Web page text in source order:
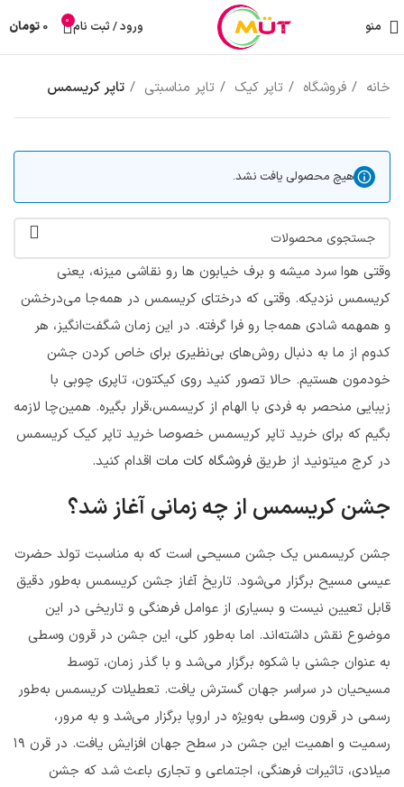
منو ورود / ثبت نام 0
0 تومان
خانه فروشگاه تاپر کیک تاپر مناسبتی تاپر کریسمس
هیچ محصولی یافت نشد.
وقتی هوا سرد میشه و برف خیابون ها رو نقاشی میزنه، یعنی
کریسمس نزدیکه. وقتی که درختای کریسمس در همه‌جا می‌درخشن
و همهمه شادی همه‌جا رو فرا گرفته. در این زمان شگفت‌انگیز، هر
کدوم از ما به دنبال روش‌های بی‌نظیری برای خاص کردن جشن
خودمون هستیم. حالا تصور کنید روی کیکتون، تاپری چوبی با
زیبایی منحصر به فردی با الهام از کریسمس،قرار بگیره. همین‌چا لازمه
بگیم که برای خرید تاپر کریسمس خصوصا خرید تاپر کیک کریسمس
در کرج میتونید از طریق فروشگاه کات مات اقدام کنید.
جشن کریسمس از چه زمانی آغاز شد؟
جشن کریسمس یک جشن مسیحی است که به مناسبت تولد حضرت
عیسی مسیح برگزار می‌شود. تاریخ آغاز جشن کریسمس به‌طور دقیق
قابل تعیین نیست و بسیاری از عوامل فرهنگی و تاریخی در این
موضوع نقش داشته‌اند. اما به‌طور کلی، این جشن در قرون وسطی
به عنوان جشنی با شکوه برگزار می‌شد و با گذر زمان، توسط
مسیحیان در سراسر جهان گسترش یافت. تعطیلات کریسمس به‌طور
رسمی در قرون وسطی به‌ویژه در اروپا برگزار می‌شد و به مرور،
رسمیت و اهمیت این جشن در سطح جهان افزایش یافت. در قرن ۱۹
میلادی، تاثیرات فرهنگی، اجتماعی و تجاری باعث شد که جشن